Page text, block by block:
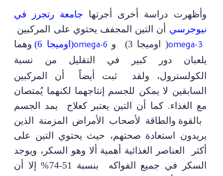
وأظهرت دراسة أخرى أجرتها جامعة رتجرز في
نيوجرسيأن التين المجففيحتويعلىالمركبين
omega-3( اوميجا 3) و omega-6(اوميجا 6)
وهما
يلعبان
دور كبيرفي التقليل من نسبة
الكولسترول، ولقد ثبتأيضاً أنالمركبين
السابقينلا يمكن للجسم إنتاجهمالكنهمايُمتصان
مع الغذاء.كما أن التين يعتبر كعلاجيمد الجسم
لقوة والطاقة لأصحاب الأمراض المزمنة الذين
يريدون استعادة صحتهم، حيث يحتوي التين على
أكثرالعناصر الغذائية أهمية ألا وهو السكر، ويوجد
السكر في جميع الفواكه بنسبة 51-74%
إلا أن